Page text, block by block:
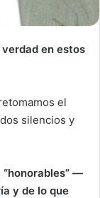
en estos
el
silencios y
“honorables” —
y de lo que